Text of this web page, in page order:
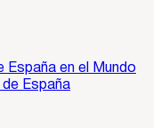
España en el Mundo
de España